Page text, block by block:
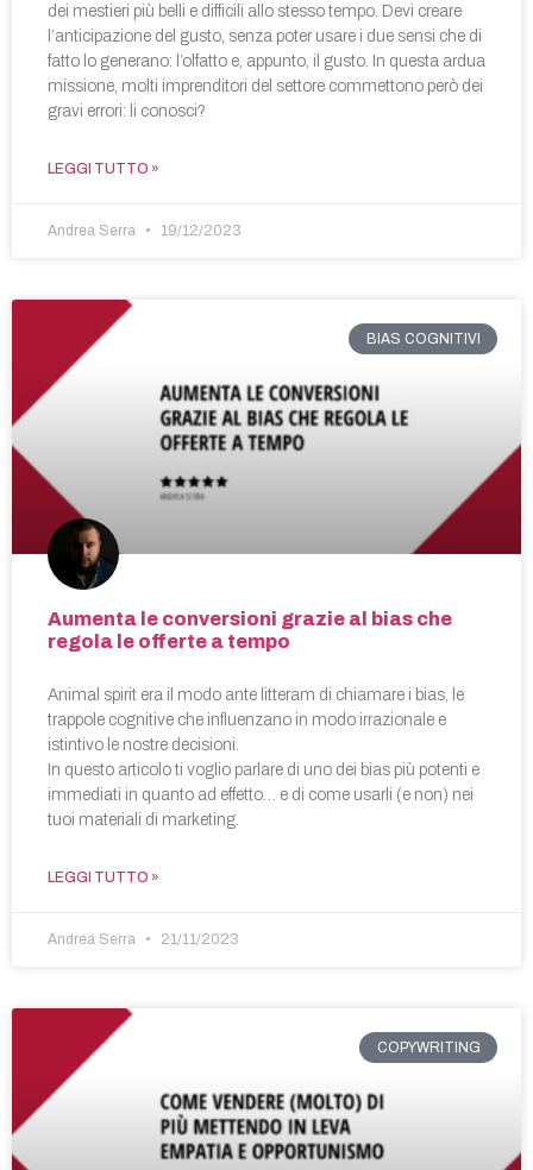
dei mestieri più belli e difficili allo stesso tempo. Devi creare
l’anticipazione del gusto, senza poter usare i due sensi che di
fatto lo generano: l’olfatto e, appunto, il gusto. In questa ardua
missione, molti imprenditori del settore commettono però dei
gravi errori: li conosci?
LEGGI TUTTO »
Andrea Serra 19/12/2023
BIAS COGNITIVI
Aumenta le conversioni grazie al bias che
regola le offerte a tempo
Animal spirit era il modo ante litteram di chiamare i bias, le
trappole cognitive che influenzano in modo irrazionale e
istintivo le nostre decisioni.
In questo articolo ti voglio parlare di uno dei bias più potenti e
immediati in quanto ad effetto… e di come usarli (e non) nei
tuoi materiali di marketing.
LEGGI TUTTO »
Andrea Serra 21/11/2023
COPYWRITING